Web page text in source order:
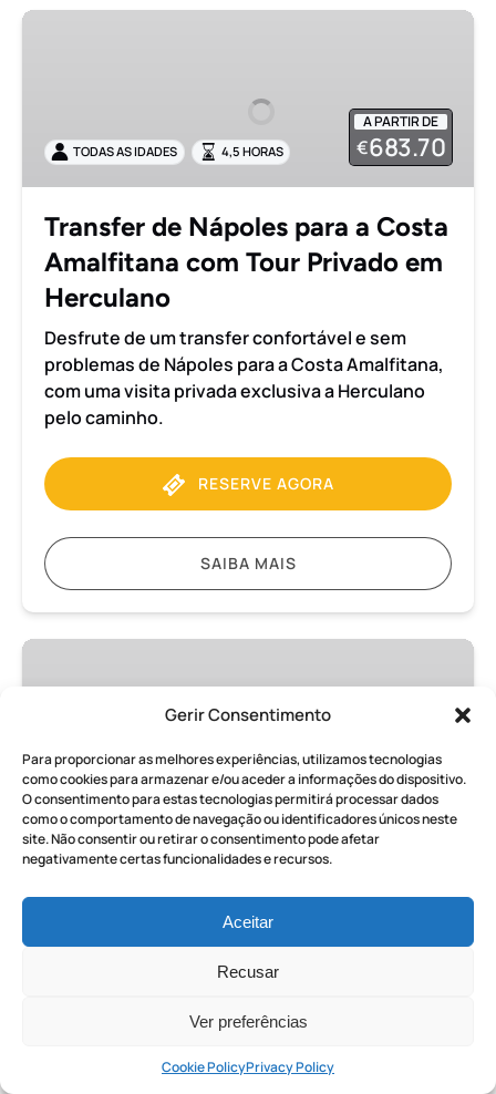
Gerir Consentimento
Para proporcionar as melhores experiências, utilizamos tecnologias
como cookies para armazenar e/ou aceder a informações do dispositivo.
O consentimento para estas tecnologias permitirá processar dados
como o comportamento de navegação ou identificadores únicos neste
site. Não consentir ou retirar o consentimento pode afetar
negativamente certas funcionalidades e recursos.
Aceitar
Recusar
Ver preferências
Cookie PolicyPrivacy Policy
Transfer
Costa
Amalfitana
Tour
Privado
em
Herculano
A PARTIR DE
€683.70
TODAS AS IDADES 4,5 HORAS
Transfer de Nápoles para a Costa
Amalfitana com Tour Privado em
Herculano
Desfrute de um transfer confortável e sem
problemas de Nápoles para a Costa Amalfitana,
com uma visita privada exclusiva a Herculano
pelo caminho.
RESERVE AGORA
SAIBA MAIS
Transfer
para
Nápoles
com
visita
privada
em
A PARTIR DE
€577.70
TODAS AS IDADES 4 HORAS
Transfer da Costa Amalfitana
para Nápoles com visita privada
Viaje confortavelmente da Costa Amalfitana
icónicas ruínas de Pompeia.